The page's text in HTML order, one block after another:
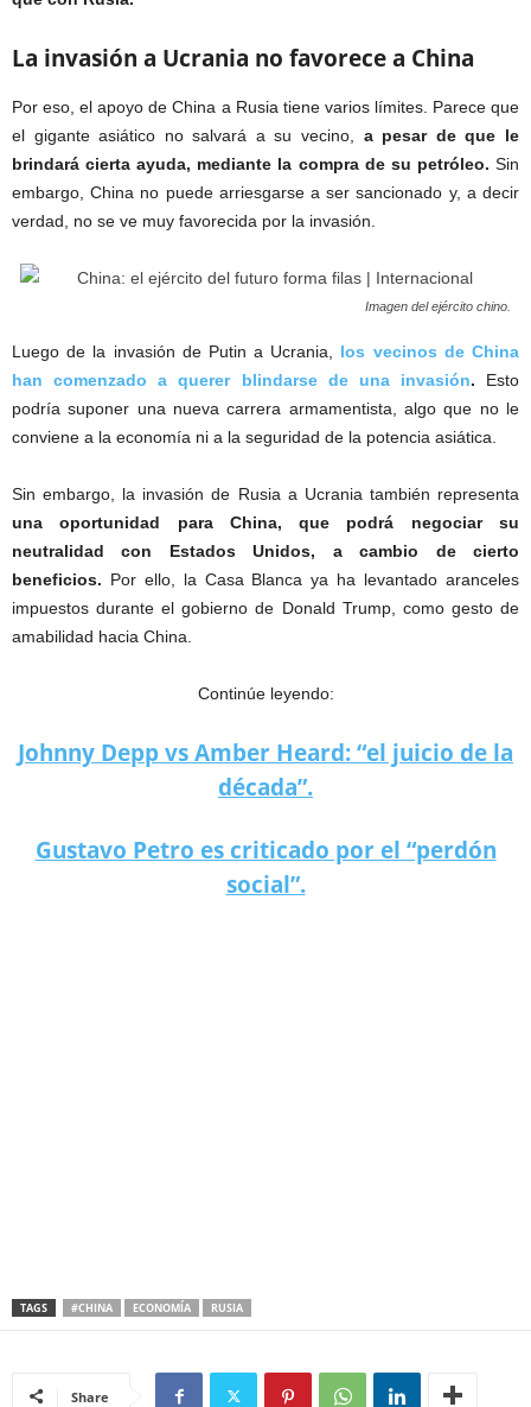
La invasión a Ucrania no favorece a China
Por eso, el apoyo de China a Rusia tiene varios límites. Parece que
el gigante asiático no salvará a su vecino, a pesar de que le
brindará cierta ayuda, mediante la compra de su petróleo. Sin
embargo, China no puede arriesgarse a ser sancionado y, a decir
verdad, no se ve muy favorecida por la invasión.
Imagen del ejército chino.
Luego de la invasión de Putin a Ucrania, los vecinos de China
han comenzado a querer blindarse de una invasión. Esto
podría suponer una nueva carrera armamentista, algo que no le
conviene a la economía ni a la seguridad de la potencia asiática.
Sin embargo, la invasión de Rusia a Ucrania también representa
una oportunidad para China, que podrá negociar su
neutralidad con Estados Unidos, a cambio de cierto
beneficios. Por ello, la Casa Blanca ya ha levantado aranceles
impuestos durante el gobierno de Donald Trump, como gesto de
amabilidad hacia China.
Continúe leyendo:
Johnny Depp vs Amber Heard: “el juicio de la
década”.
Gustavo Petro es criticado por el “perdón
social”.
TAGS #CHINA ECONOMÍA RUSIA
Share